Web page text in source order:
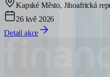
Kapské Město, Jihoafrická
26 kvě 2026
Detail akce